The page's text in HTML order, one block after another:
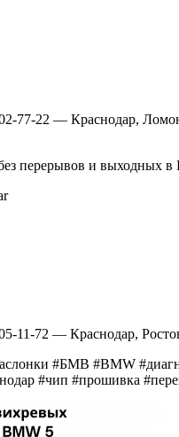
77-22 — Краснодар,
перерывов и выходных в
11-72 — Краснодар,
#БМВ #BMW
#чип #прошивка